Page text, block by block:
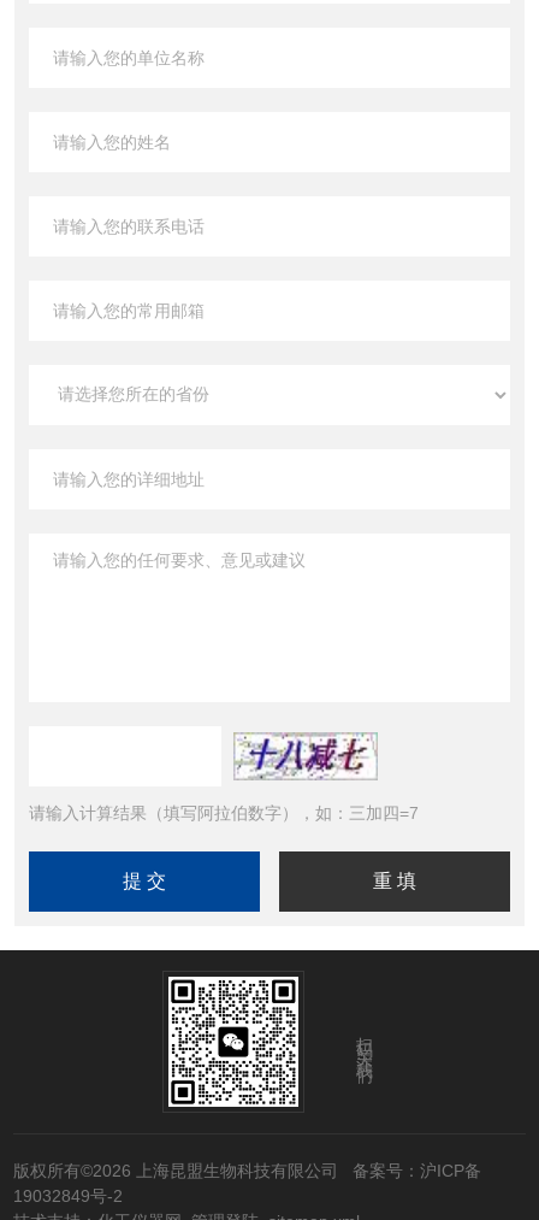
请输入计算结果（填写阿拉伯数字），如：三加四=7
扫码关注我们
版权所有©2026 上海昆盟生物科技有限公司 备案号：沪ICP备
19032849号-2